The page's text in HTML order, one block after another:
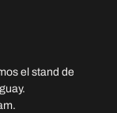
el stand de